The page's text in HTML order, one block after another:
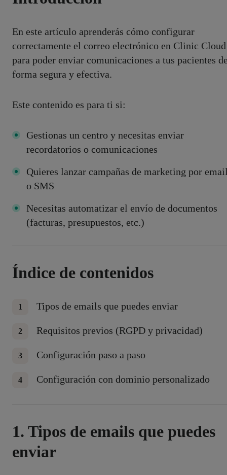
En este artículo aprenderás cómo configurar
correctamente el correo electrónico en Clinic Cloud
para poder enviar comunicaciones a tus pacientes
forma segura y efectiva.
Este contenido es para ti si:
Gestionas un centro y necesitas enviar
recordatorios o comunicaciones
Quieres lanzar campañas de marketing por
o SMS
Necesitas automatizar el envío de documentos
(facturas, presupuestos, etc.)
Índice de contenidos
Tipos de emails que puedes enviar
Requisitos previos (RGPD y privacidad)
Configuración paso a paso
Configuración con dominio personalizado
1. Tipos de emails que puedes
enviar